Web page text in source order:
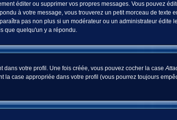
éditer ou supprimer vos propres messages. Vous pouvez
à votre message, vous trouverez un petit morceau de texte
pas non plus si un modérateur ou un administrateur
que quelqu'un y a répondu.
dans votre profil. Une fois créée, vous pouvez cocher la case
case appropriée dans votre profil (vous pourrez toujours